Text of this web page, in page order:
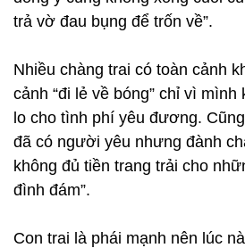
trả vờ đau bụng để trốn về”.
Nhiều chàng trai có toàn cảnh
cảnh “đi lẻ về bóng” chỉ vì
lo cho tình phí yêu đương.
đã có người yêu nhưng đành
không đủ tiền trang trải cho
đình đám”.
Con trai là phái mạnh nên lúc